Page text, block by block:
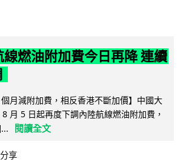
線燃油附加費今日再降 連續
個月減附加費，相反香港不斷加價】中國大
月 5 日起再度下調內陸航線燃油附加費，
閱讀全文
分享